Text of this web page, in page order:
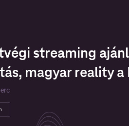
streaming
magyar reality a